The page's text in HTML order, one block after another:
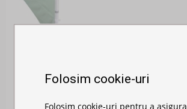
Folosim cookie-uri
Folosim cookie-uri pentru a asigura